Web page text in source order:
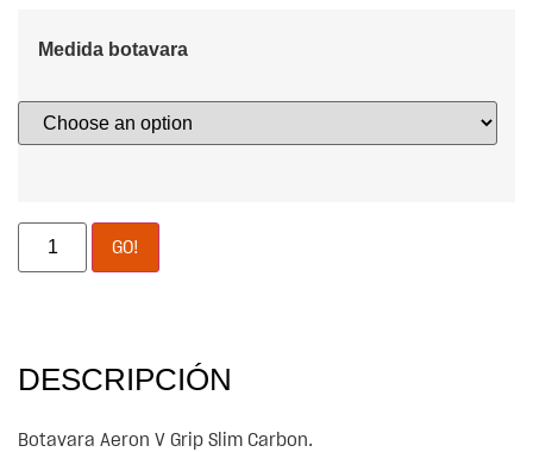
Medida botavara
GO!
DESCRIPCIÓN
Botavara Aeron V Grip Slim Carbon.